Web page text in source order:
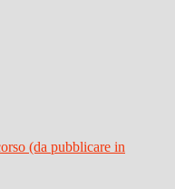
(da pubblicare in